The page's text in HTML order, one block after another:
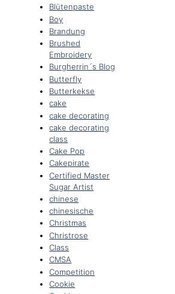
Blütenpaste
Boy
Brandung
Brushed
Embroidery
Burgherrin´s Blog
Butterfly
Butterkekse
cake
cake decorating
cake decorating
class
Cake Pop
Cakepirate
Certified Master
Sugar Artist
chinese
chinesische
Christmas
Christrose
Class
CMSA
Competition
Cookie